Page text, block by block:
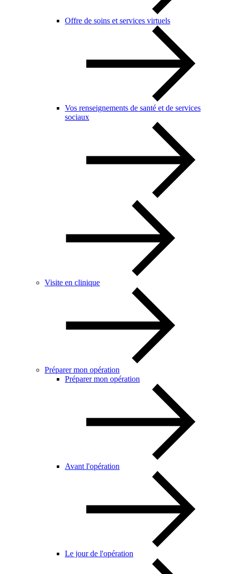
Offre de soins et services virtuels
Vos renseignements de santé et de services
sociaux
Visite en clinique
Préparer mon opération
Préparer mon opération
Avant l'opération
Le jour de l'opération